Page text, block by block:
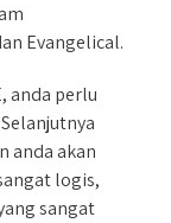
Evangelical.
anda perlu
anda akan
logis,
sangat